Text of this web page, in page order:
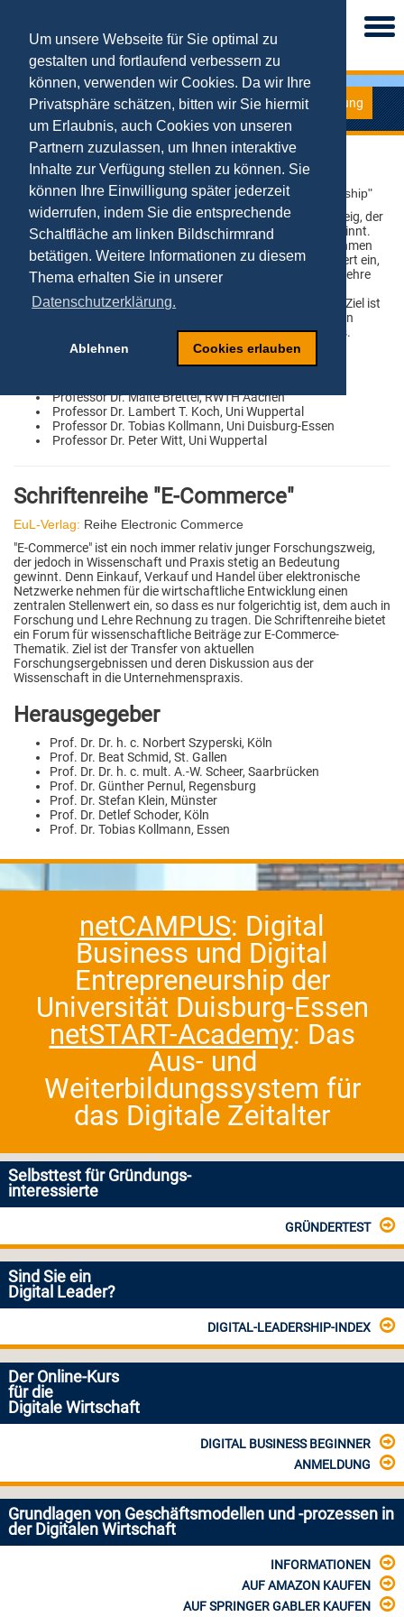
Um unsere Webseite für Sie optimal zu
gestalten und fortlaufend verbessern zu
können, verwenden wir Cookies. Da wir Ihre
Privatsphäre schätzen, bitten wir Sie hiermit
um Erlaubnis, auch Cookies von unseren
Partnern zuzulassen, um Ihnen interaktive
Inhalte zur Verfügung stellen zu können. Sie
können Ihre Einwilligung später jederzeit
widerrufen, indem Sie die entsprechende
Schaltfläche am linken Bildschirmrand
betätigen. Weitere Informationen zu diesem
Thema erhalten Sie in unserer
Datenschutzerklärung.
Ablehnen Cookies erlauben
Forschung
Edition Editor
Schriftenreihe "Entrepreneurship"
Gabler-Verlag: Gabler Edition Wissenschaft "Entrepreneurship"
"Entrepreneurship" ist ein noch relativ junger Forschungszweig, der
jedoch in Wissenschaft und Praxis stetig an Bedeutung gewinnt.
Denn Unternehmensgründungen und deren Promotoren nehmen
für die wirtschaftliche Entwicklung einen zentralen Stellenwert ein,
so dass es nur folgerichtig ist, dem auch in Forschung und Lehre
wissenschaftliche Beiträge zur Entrepreneurship-Thematik. Ziel ist
der Transfer von aktuellen Forschungsergebnissen und deren
Diskussion aus der Wissenschaft in die Unternehmenspraxis.
Professor Dr. Malte Brettel, RWTH Aachen
Professor Dr. Lambert T. Koch, Uni Wuppertal
Professor Dr. Tobias Kollmann, Uni Duisburg-Essen
Professor Dr. Peter Witt, Uni Wuppertal
Schriftenreihe "E-Commerce"
EuL-Verlag: Reihe Electronic Commerce
"E-Commerce" ist ein noch immer relativ junger Forschungszweig,
der jedoch in Wissenschaft und Praxis stetig an Bedeutung
gewinnt. Denn Einkauf, Verkauf und Handel über elektronische
Netzwerke nehmen für die wirtschaftliche Entwicklung einen
zentralen Stellenwert ein, so dass es nur folgerichtig ist, dem auch in
Forschung und Lehre Rechnung zu tragen. Die Schriftenreihe bietet
ein Forum für wissenschaftliche Beiträge zur E-Commerce-
Thematik. Ziel ist der Transfer von aktuellen
Forschungsergebnissen und deren Diskussion aus der
Wissenschaft in die Unternehmenspraxis.
Herausgegeber
Prof. Dr. Dr. h. c. Norbert Szyperski, Köln
Prof. Dr. Beat Schmid, St. Gallen
Prof. Dr. Dr. h. c. mult. A.-W. Scheer, Saarbrücken
Prof. Dr. Günther Pernul, Regensburg
Prof. Dr. Stefan Klein, Münster
Prof. Dr. Detlef Schoder, Köln
Prof. Dr. Tobias Kollmann, Essen
netCAMPUS: Digital
Business und Digital
Entrepreneurship der
Universität Duisburg-Essen
netSTART-Academy: Das
Aus- und
Weiterbildungssystem für
das Digitale Zeitalter
Selbsttest für Gründungs-
interessierte
GRÜNDERTEST
Sind Sie ein
Digital Leader?
DIGITAL-LEADERSHIP-INDEX
Der Online-Kurs
für die
Digitale Wirtschaft
DIGITAL BUSINESS BEGINNER
ANMELDUNG
Grundlagen von Geschäftsmodellen und -prozessen in
der Digitalen Wirtschaft
INFORMATIONEN
AUF AMAZON KAUFEN
AUF SPRINGER GABLER KAUFEN